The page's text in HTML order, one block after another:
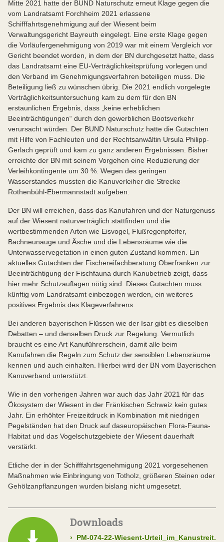
Mitte 2021 hatte der BUND Naturschutz erneut Klage gegen die
vom Landratsamt Forchheim 2021 erlassene
Schifffahrtsgenehmigung auf der Wiesent beim
Verwaltungsgericht Bayreuth eingelegt. Eine erste Klage gegen
die Vorläufergenehmigung von 2019 war mit einem Vergleich vor
Gericht beendet worden, in dem der BN durchgesetzt hatte, dass
das Landratsamt eine EU-Verträglichkeitsprüfung vorlegen und
den Verband im Genehmigungsverfahren beteiligen muss. Die
Beteiligung ließ zu wünschen übrig. Die 2021 endlich vorgelegte
Verträglichkeitsuntersuchung kam zu dem für den BN
erstaunlichen Ergebnis, dass „keine erheblichen
Beeinträchtigungen“ durch den gewerblichen Bootsverkehr
verursacht würden. Der BUND Naturschutz hatte die Gutachten
mit Hilfe von Fachleuten und der Rechtsanwältin Ursula Philipp-
Gerlach geprüft und kam zu ganz anderen Ergebnissen. Bisher
erreichte der BN mit seinem Vorgehen eine Reduzierung der
Verleihkontingente um 30 %. Wegen des geringen
Wasserstandes mussten die Kanuverleiher die Strecke
Rothenbühl-Ebermannstadt aufgeben.
Der BN will erreichen, dass das Kanufahren und der Naturgenuss
auf der Wiesent naturverträglich stattfinden und die
wertbestimmenden Arten wie Eisvogel, Flußregenpfeifer,
Bachneunauge und Äsche und die Lebensräume wie die
Unterwasservegetation in einen guten Zustand kommen. Ein
aktuelles Gutachten der Fischereifachberatung Oberfranken zur
Beeinträchtigung der Fischfauna durch Kanubetrieb zeigt, dass
hier mehr Schutzauflagen nötig sind. Dieses Gutachten muss
künftig vom Landratsamt einbezogen werden, ein weiteres
positives Ergebnis des Klageverfahrens.
Bei anderen bayerischen Flüssen wie der Isar gibt es dieselben
Debatten – und denselben Druck zur Regelung. Vermutlich
braucht es eine Art Kanuführerschein, damit alle beim
Kanufahren die Regeln zum Schutz der sensiblen Lebensräume
kennen und auch einhalten. Hierbei wird der BN vom Bayerischen
Kanuverband unterstützt.
Wie in den vorherigen Jahren war auch das Jahr 2021 für das
Ökosystem der Wiesent in der Fränkischen Schweiz kein gutes
Jahr. Ein erhöhter Freizeitdruck in Kombination mit niedrigen
Pegelständen hat den Druck auf daseuropäischen Flora-Fauna-
Habitat und das Vogelschutzgebiete der Wiesent dauerhaft
verstärkt.
Etliche der in der Schifffahrtsgenehmigung 2021 vorgesehenen
Maßnahmen wie Einbringung von Totholz, größeren Steinen oder
Gehölzanpflanzungen wurden bislang nicht umgesetzt.
Downloads
› PM-074-22-Wiesent-Urteil_im_Kanustreit.